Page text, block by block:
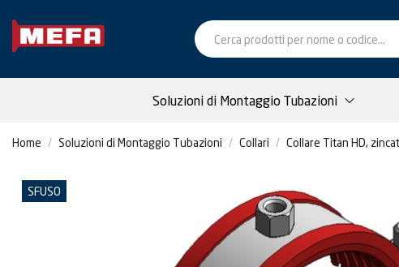
Soluzioni di Montaggio Tubazioni
Home Soluzioni di Montaggio Tubazioni Collari Collare Titan HD,
SFUSO